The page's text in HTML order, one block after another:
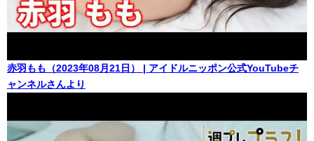
赤羽もも（2023年08月21日） | アイドルニッポン公式YouTubeチ
ャンネルさんより